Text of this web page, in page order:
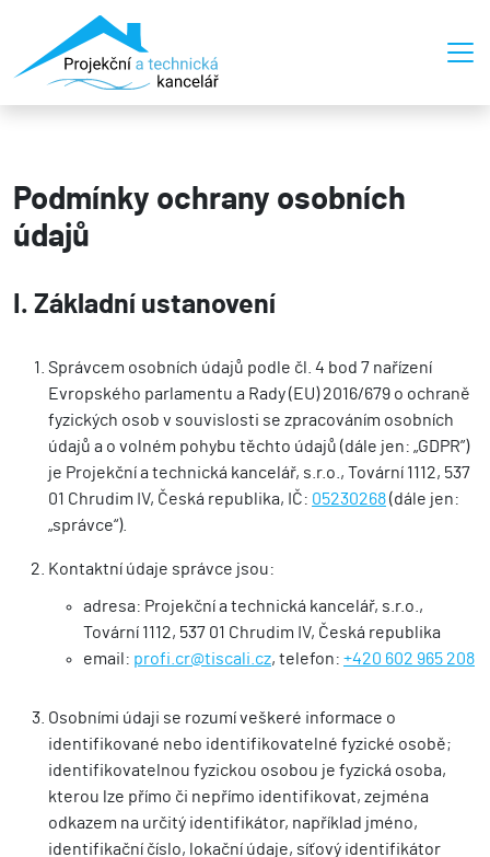
Podmínky ochrany osobních
údajů
I. Základní ustanovení
Správcem osobních údajů podle čl. 4 bod 7 nařízení
Evropského parlamentu a Rady (EU) 2016/679 o ochraně
fyzických osob v souvislosti se zpracováním osobních
údajů a o volném pohybu těchto údajů (dále jen: „GDPR”)
je Projekční a technická kancelář, s.r.o., Tovární 1112, 537
01 Chrudim IV, Česká republika, IČ: 05230268(dále jen:
„správce“).
Kontaktní údaje správce jsou:
adresa: Projekční a technická kancelář, s.r.o.,
Tovární 1112, 537 01 Chrudim IV, Česká republika
email: profi.cr@tiscali.cz, telefon: +420 602 965 208
Osobními údaji se rozumí veškeré informace o
identifikované nebo identifikovatelné fyzické osobě;
identifikovatelnou fyzickou osobou je fyzická osoba,
kterou lze přímo či nepřímo identifikovat, zejména
odkazem na určitý identifikátor, například jméno,
identifikační číslo, lokační údaje, síťový identifikátor